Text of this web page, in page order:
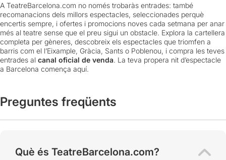
A TeatreBarcelona.com no només trobaràs entrades: també
recomanacions dels millors espectacles, seleccionades perquè
encertis sempre, i ofertes i promocions noves cada setmana per anar
més al teatre sense que el preu sigui un obstacle. Explora la cartellera
completa per gèneres, descobreix els espectacles que triomfen a
barris com el l’Eixample, Gràcia, Sants o Poblenou, i compra les teves
entrades al canal oficial de venda. La teva propera nit d’espectacle
a Barcelona comença aquí.
Preguntes freqüents
Què és TeatreBarcelona.com?